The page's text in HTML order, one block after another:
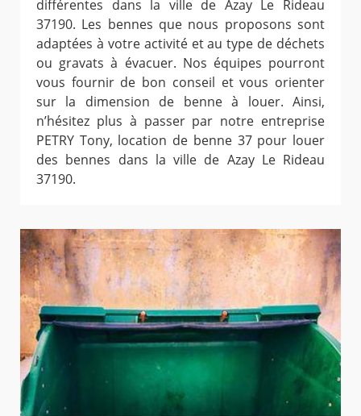
différentes dans la ville de Azay Le Rideau
37190. Les bennes que nous proposons sont
adaptées à votre activité et au type de déchets
ou gravats à évacuer. Nos équipes pourront
vous fournir de bon conseil et vous orienter
sur la dimension de benne à louer. Ainsi,
n’hésitez plus à passer par notre entreprise
PETRY Tony, location de benne 37 pour louer
des bennes dans la ville de Azay Le Rideau
37190.